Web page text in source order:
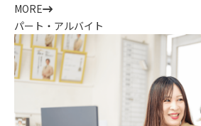
MORE
パート・アルバイト